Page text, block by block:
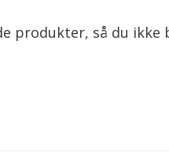
produkter, så du ikke